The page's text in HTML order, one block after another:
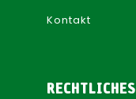
Kontakt
RECHTLICHES